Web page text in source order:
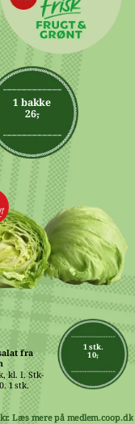
1 stk.
10,-
fra
kl. I. Stk-
1 stk.
1 bakke
26,-
Læs mere på medlem.coop.dk